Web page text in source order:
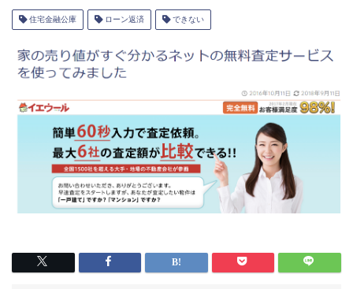
住宅金融公庫 ローン返済 できない